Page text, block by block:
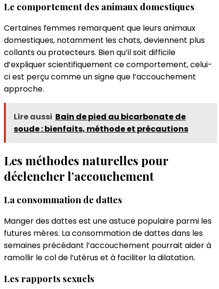
Le comportement des animaux domestiques
Certaines femmes remarquent que leurs animaux
domestiques, notamment les chats, deviennent plus
collants ou protecteurs. Bien qu’il soit difficile
d’expliquer scientifiquement ce comportement, celui-
ci est perçu comme un signe que l’accouchement
approche.
Lire aussi Bain de pied au bicarbonate de
soude : bienfaits, méthode et précautions
Les méthodes naturelles pour
déclencher l’accouchement
La consommation de dattes
Manger des dattes est une astuce populaire parmi les
futures mères. La consommation de dattes dans les
semaines précédant l’accouchement pourrait aider à
ramollir le col de l’utérus et à faciliter la dilatation.
Les rapports sexuels